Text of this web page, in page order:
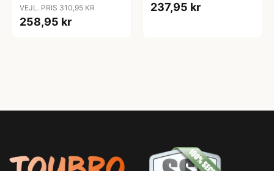
30,5x30,5cm
VEJL. PRIS 310,95 KR
258,95 kr
237,95 kr